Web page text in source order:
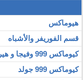
هيوماكس
قسم الفوريفر والأشباه
كيوماكس 999 وفيجا و هيروشيما و باراكليبس
كيوماكس 999 جولد